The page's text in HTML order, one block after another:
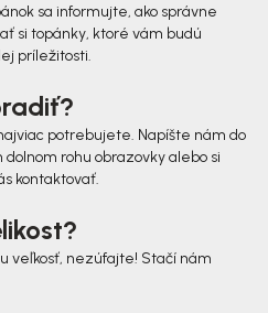
sa informujte, ako správne
si topánky, ktoré vám budú
príležitosti.
potrebujete. Napíšte nám do
rohu obrazovky alebo si
kontaktovať.
veľkosť, nezúfajte! Stačí nám